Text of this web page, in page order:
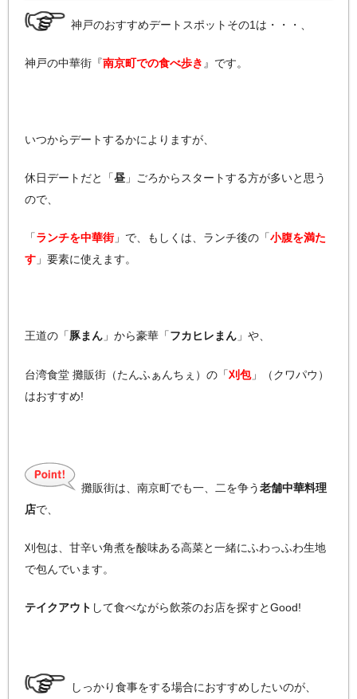
神戸のおすすめデートスポットその1は・・・、
神戸の中華街『南京町での食べ歩き 』です。
いつからデートするかによりますが、
休日デートだと「昼 」ごろからスタートする方が多いと思う
ので、
「ランチを中華街」で、もしくは、ランチ後の「小腹を満た
す 」要素に使えます。
王道の「豚まん 」から豪華「フカヒレまん 」や、
台湾食堂 攤販街（たんふぁんちぇ）の「刈包」（クワパウ）
はおすすめ!
攤販街は、南京町でも一、二を争う老舗中華料理
店で、
刈包は、甘辛い角煮を酸味ある高菜と一緒にふわっふわ生地
で包んでいます。
テイクアウト して食べながら飲茶のお店を探すとGood!
しっかり食事をする場合におすすめしたいのが、